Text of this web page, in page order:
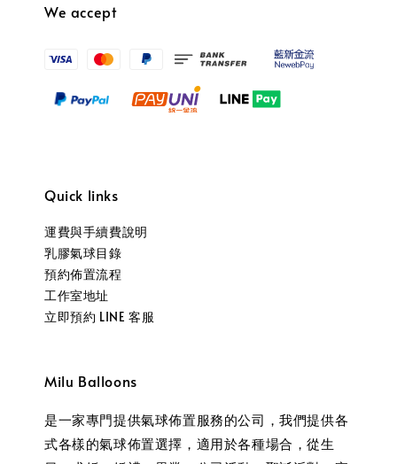
We accept
Quick links
運費與手續費說明
乳膠氣球目錄
預約佈置流程
工作室地址
立即預約 LINE 客服
Milu Balloons
是一家專門提供氣球佈置服務的公司，我們提供各
式各樣的氣球佈置選擇，適用於各種場合，從生